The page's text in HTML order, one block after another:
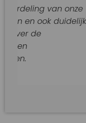
onze
duidelijk en